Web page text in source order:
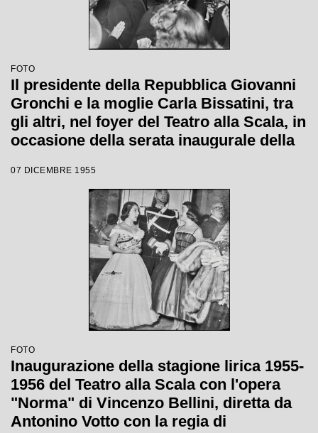
FOTO
Il presidente della Repubblica Giovanni
Gronchi e la moglie Carla Bissatini, tra
gli altri, nel foyer del Teatro alla Scala, in
occasione della serata inaugurale della
"Norma" di Vincenzo Bellini, diretta da
Antonino Votto, con la regia di
Margherita Wallmann
07 DICEMBRE 1955
FOTO
Inaugurazione della stagione lirica 1955-
1956 del Teatro alla Scala con l'opera
"Norma" di Vincenzo Bellini, diretta da
Antonino Votto con la regia di